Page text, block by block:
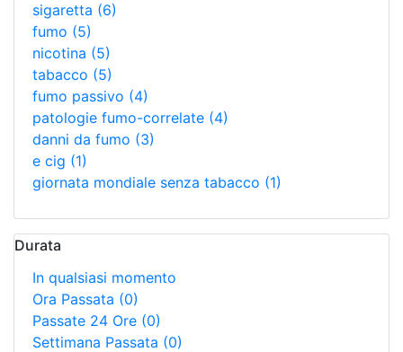
sigaretta (6)
fumo (5)
nicotina (5)
tabacco (5)
fumo passivo (4)
patologie fumo-correlate (4)
danni da fumo (3)
e cig (1)
giornata mondiale senza tabacco (1)
Durata
In qualsiasi momento
Ora Passata (0)
Passate 24 Ore (0)
Settimana Passata (0)